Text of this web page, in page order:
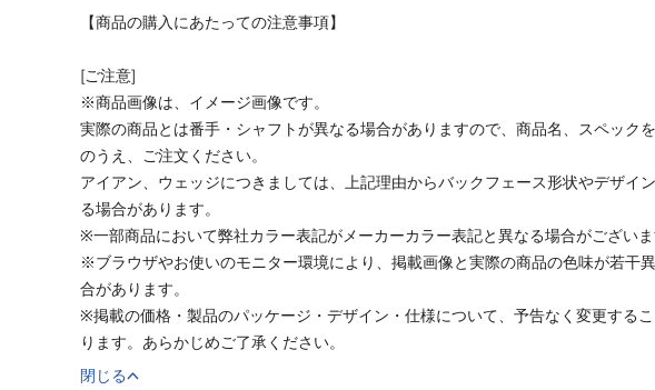
【商品の購入にあたっての注意事項】
[ご注意]
※商品画像は、イメージ画像です。
実際の商品とは番手・シャフトが異なる場合がありますので、商品名、スペック
のうえ、ご注文ください。
アイアン、ウェッジにつきましては、上記理由からバックフェース形状やデザイ
る場合があります。
※一部商品において弊社カラー表記がメーカーカラー表記と異なる場合がございま
※ブラウザやお使いのモニター環境により、掲載画像と実際の商品の色味が若干
合があります。
※掲載の価格・製品のパッケージ・デザイン・仕様について、予告なく変更する
ります。あらかじめご了承ください。
閉じる